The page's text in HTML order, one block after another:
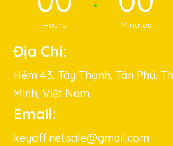
Hours Minutes
Địa Chỉ:
Hẻm 43, Tây Thạnh, Tân Phú,
Minh, Việt Nam
Email:
keyoff.net.sale@gmail.com